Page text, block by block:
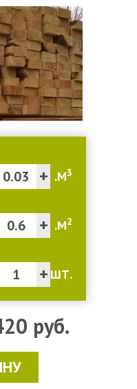
+ .М3
+ .М2
+ ШТ.
руб.